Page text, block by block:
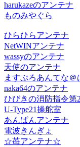
harukazeのアンテナ
ものみやぐら
ひらひらアンテナ
NetWINアンテナ
wassyのアンテナ
天使のアンテナ
ますぷろあんてな＠
naka64のアンテナ
ひびきの消防指令第
U-Type21操舵室
あんぱんアンテナ
電波きんぎょ
☆苺アンテナ☆